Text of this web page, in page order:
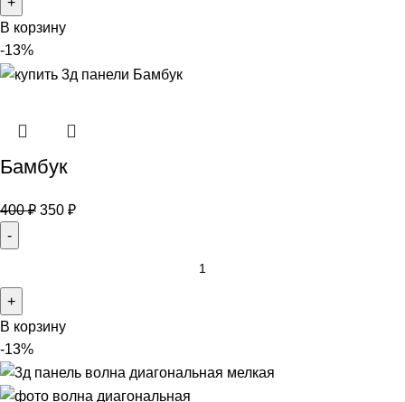
В корзину
-13%
Бамбук
400₽ 350 ₽
В корзину
-13%